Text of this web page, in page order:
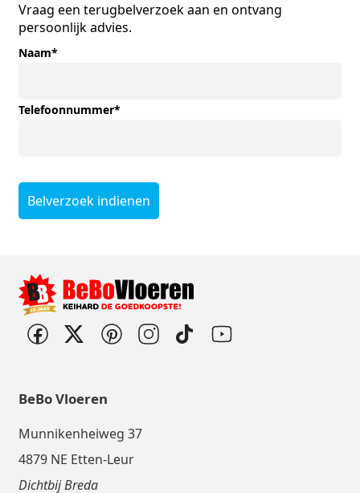
Vraag een terugbelverzoek aan en ontvang
persoonlijk advies.
Naam*
Telefoonnummer*
Belverzoek indienen
BeBo Vloeren
Munnikenheiweg 37
4879 NE Etten-Leur
Dichtbij Breda